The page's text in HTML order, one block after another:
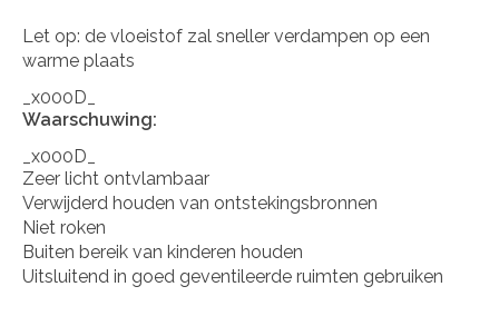
Let op: de vloeistof zal sneller verdampen op een
warme plaats
_x000D_
Waarschuwing:
_x000D_
Zeer licht ontvlambaar
Verwijderd houden van ontstekingsbronnen
Niet roken
Buiten bereik van kinderen houden
Uitsluitend in goed geventileerde ruimten gebruiken